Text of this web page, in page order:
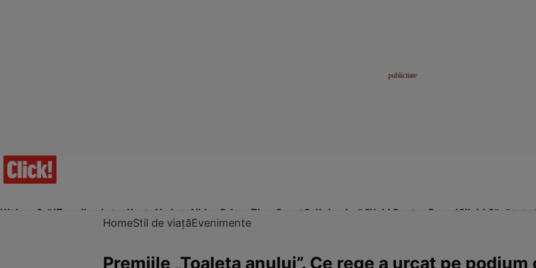
Ultima Oră!Trending Actualitate Vedete Video Prime Time SportStil de viațăClick! Pentru FemeiClick! Sănătate
HomeStil de viațăEvenimente
Premiile „Toaleta anului”. Ce rege a urcat pe